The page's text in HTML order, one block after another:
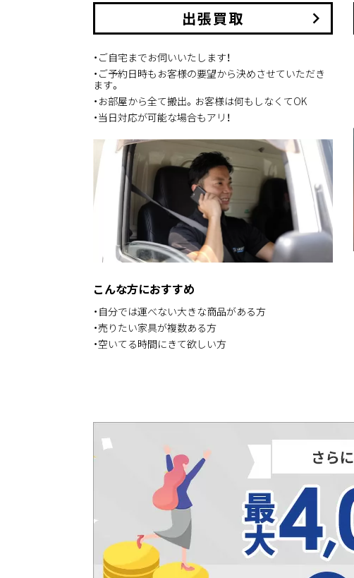
出張買取 keyboard_arrow_right
・ご自宅までお伺いいたします！
・ご予約日時もお客様の要望から決めさせていただき
ます。
・お部屋から全て搬出。お客様は何もしなくてOK
・当日対応が可能な場合もアリ！
こんな方におすすめ
・自分では運べない大きな商品がある方
・売りたい家具が複数ある方
・空いてる時間にきて欲しい方